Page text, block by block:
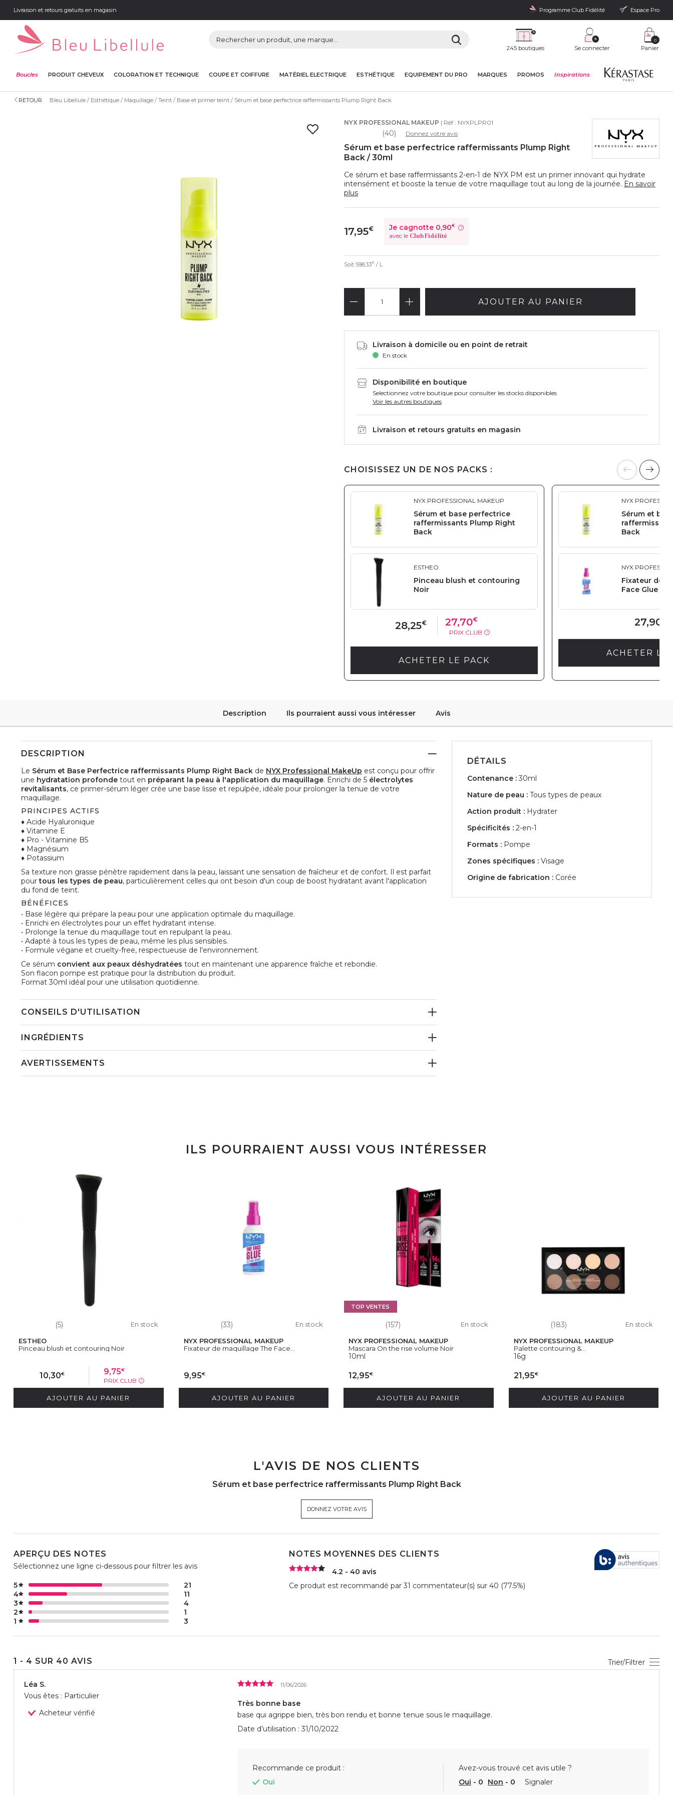
Livraison et retours gratuits en magasin Programme Club Fidélité Espace Pro
245 boutiques Se connecter Panier
0
Boucles PRODUIT CHEVEUX COLORATION ET TECHNIQUE COUPE ET COIFFURE MATÉRIEL ELECTRIQUE ESTHÉTIQUE EQUIPEMENT DU PRO MARQUES PROMOS Inspirations
RETOUR Bleu Libellule Esthétique Maquillage Teint Base et primer teint Sérum et base perfectrice raffermissants Plump Right Back
NYX PROFESSIONAL MAKEUP | Réf : NYXPLPR01
(40) Donnez votre avis
Sérum et base perfectrice raffermissants Plump Right
Back / 30ml
Ce sérum et base raffermissants 2-en-1 de NYX PM est un primer innovant qui hydrate
intensément et booste la tenue de votre maquillage tout au long de la journée. En savoir
plus
17,95€ Je cagnotte 0,90€
avec le Club Fidélité
?
Soit 598,33€ / L
AJOUTER AU PANIER
Livraison à domicile ou en point de retrait
En stock
Disponibilité en boutique
Selectionnez votre boutique pour consulter les stocks disponibles
Voir les autres boutiques
Livraison et retours gratuits en magasin
CHOISISSEZ UN DE NOS PACKS :
NYX PROFESSIONAL MAKEUP
Sérum et base perfectrice
raffermissants Plump Right
Back
ESTHEO
Pinceau blush et contouring
Noir
28,25€ 27,70€
PRIX CLUB
?
ACHETER LE PACK
NYX
Sérum et
Back
NYX
Fixateur de
Face Glue
27,90
ACHETER LE
Description Ils pourraient aussi vous intéresser Avis
DESCRIPTION
Le Sérum et Base Perfectrice raffermissants Plump Right Back de NYX Professional MakeUp est conçu pour offrir
une hydratation profonde tout en préparant la peau à l'application du maquillage. Enrichi de 5 électrolytes
revitalisants, ce primer-sérum léger crée une base lisse et repulpée, idéale pour prolonger la tenue de votre
maquillage.
PRINCIPES ACTIFS
♦ Acide Hyaluronique
♦ Vitamine E
♦ Pro - Vitamine B5
♦ Magnésium
♦ Potassium
Sa texture non grasse pénètre rapidement dans la peau, laissant une sensation de fraîcheur et de confort. Il est parfait
pourtous les types de peau, particulièrement celles qui ont besoin d'un coup de boost hydratant avant l'application
du fond de teint.
BÉNÉFICES
• Base légère qui prépare la peau pour une application optimale du maquillage.
• Enrichi en électrolytes pour un effet hydratant intense.
• Prolonge la tenue du maquillage tout en repulpant la peau.
• Adapté à tous les types de peau, même les plus sensibles.
• Formule végane et cruelty-free, respectueuse de l'environnement.
Ce sérum convient aux peaux déshydratées tout en maintenant une apparence fraîche et rebondie.
Son flacon pompe est pratique pour la distribution du produit.
Format 30ml idéal pour une utilisation quotidienne.
CONSEILS D'UTILISATION
INGRÉDIENTS
AVERTISSEMENTS
DÉTAILS
Contenance : 30ml
Nature de peau : Tous types de peaux
Action produit : Hydrater
Spécificités : 2-en-1
Formats : Pompe
Zones spécifiques : Visage
Origine de fabrication : Corée
ILS POURRAIENT AUSSI VOUS INTÉRESSER
(5) En stock
ESTHEO
Pinceau blush et contouring Noir
10,30€ 9,75€
PRIX CLUB ?
AJOUTER AU PANIER
(33) En stock
NYX PROFESSIONAL MAKEUP
Fixateur de maquillage The Face...
9,95€
AJOUTER AU PANIER
TOP VENTES
(157) En stock
NYX PROFESSIONAL MAKEUP
Mascara On the rise volume Noir
10ml
12,95€
AJOUTER AU PANIER
(183) En stock
NYX PROFESSIONAL MAKEUP
Palette contouring &...
16g
21,95€
AJOUTER AU PANIER
L'AVIS DE NOS CLIENTS
Sérum et base perfectrice raffermissants Plump Right Back
DONNEZ VOTRE AVIS
APERÇU DES NOTES
Sélectionnez une ligne ci-dessous pour filtrer les avis
1 3
2 1
3 4
4 11
5 21
NOTES MOYENNES DES CLIENTS
4.2 - 40 avis
Ce produit est recommandé par 31 commentateur(s) sur 40 (77.5%)
1 - 4 SUR 40 AVIS Trier/Filtrer
Léa S.
Vous êtes : Particulier
Acheteur vérifié
11/06/2026
Très bonne base
base qui agrippe bien, très bon rendu et bonne tenue sous le maquillage.
Date d’utilisation : 31/10/2022
Recommande ce produit :
Oui
Avez-vous trouvé cet avis utile ?
Oui - 0 Non - 0 Signaler